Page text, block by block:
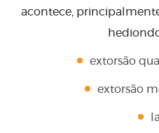
acontece,
extorsão
extorsão